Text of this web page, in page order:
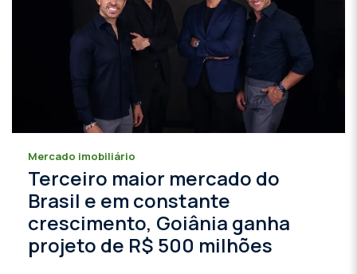
Mercado imobiliário
Terceiro maior mercado do
Brasil e em constante
crescimento, Goiânia ganha
projeto de R$ 500 milhões